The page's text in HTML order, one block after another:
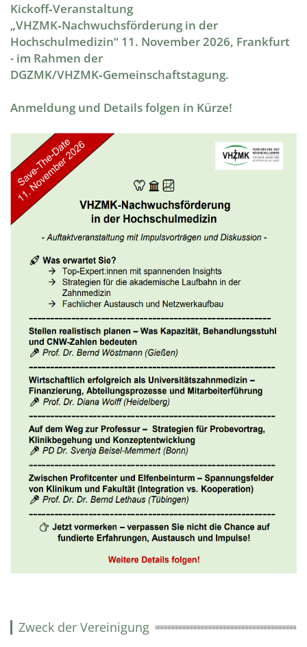
Kickoff‑Veranstaltung
„VHZMK‑Nachwuchsförderung in der
Hochschulmedizin“ 11. November 2026, Frankfurt
- im Rahmen der
DGZMK/VHZMK‑Gemeinschaftstagung.
​​​​​​​Anmeldung und Details folgen in Kürze!
Zweck der Vereinigung